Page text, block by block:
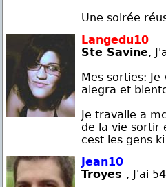
Une soirée
Langedu10
Ste Savine,
Mes sorties:
alegra et
Je travaile a
de la vie sortir
cest les gens
Jean10
Troyes , J'ai